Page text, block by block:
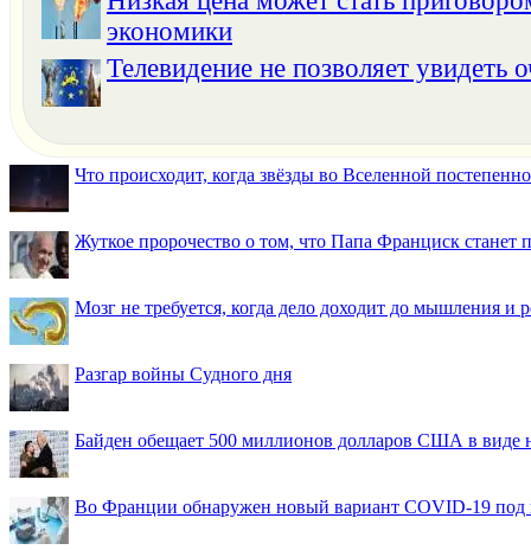
экономики
Телевидение не позволяет увидеть
Что происходит, когда звёзды во Вселенной
Жуткое пророчество о том, что Папа Франциск
Мозг не требуется, когда дело доходит до мышления и
Разгар войны Судного дня
Байден обещает 500 миллионов долларов США в
Во Франции обнаружен новый вариант COVID-19 под